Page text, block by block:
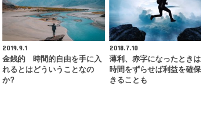
2019.9.1
金銭的 時間的自由を手に入
れるとはどういうことなの
か?
2018.7.10
薄利、赤字になったときは
時間をずらせば利益を確
きることも